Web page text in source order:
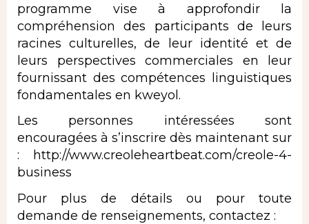
programme vise à approfondir la
compréhension des participants de leurs
racines culturelles, de leur identité et de
leurs perspectives commerciales en leur
fournissant des compétences linguistiques
fondamentales en kweyol.
Les personnes intéressées sont
encouragées à s’inscrire dès maintenant sur
:
http://www.creoleheartbeat.com/creole-4-
business
Pour plus de détails ou pour toute
demande de renseignements, contactez :